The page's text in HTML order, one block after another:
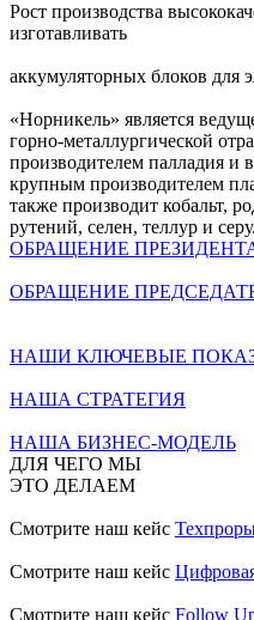
Рост производства
изготавливать
аккумуляторных блоков для
«Норникель» является
горно-металлургической
производителем палладия и
крупным производителем
также производит кобальт,
рутений, селен, теллур и серу.
ОБРАЩЕНИЕ
ОБРАЩЕНИЕ
НАШИ КЛЮЧЕВЫЕ
НАША СТРАТЕГИЯ
НАША БИЗНЕС-МОДЕЛЬ
ДЛЯ ЧЕГО МЫ
ЭТО ДЕЛАЕМ
Смотрите наш кейс
Смотрите наш кейс
Смотрите наш кейс Follow